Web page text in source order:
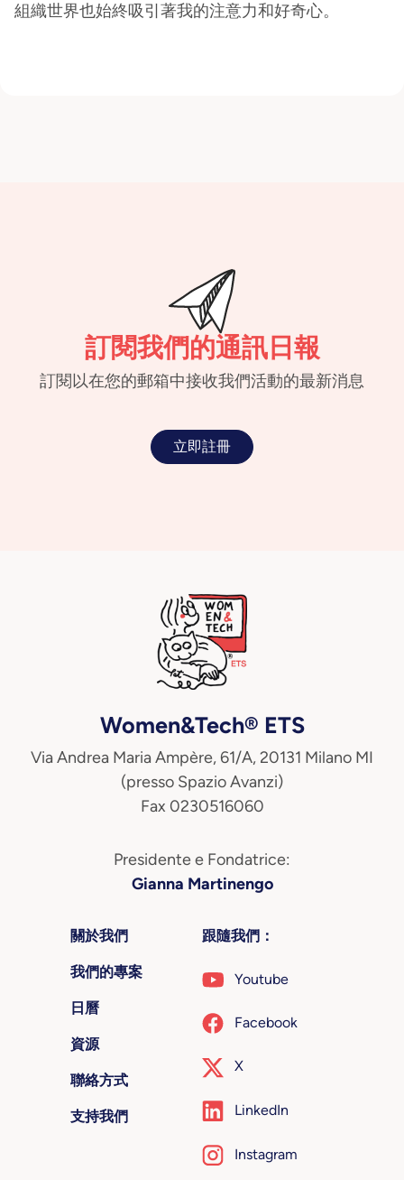
組織世界也始終吸引著我的注意力和好奇心。
訂閱我們的通訊日報
訂閱以在您的郵箱中接收我們活動的最新消息
立即註冊
Women&Tech® ETS
Via Andrea Maria Ampère, 61/A, 20131 Milano MI
(presso Spazio Avanzi)
Fax 0230516060
Presidente e Fondatrice:
Gianna Martinengo
關於我們
我們的專案
日曆
資源
聯絡方式
支持我們
跟隨我們：
Youtube
Facebook
X
LinkedIn
Instagram